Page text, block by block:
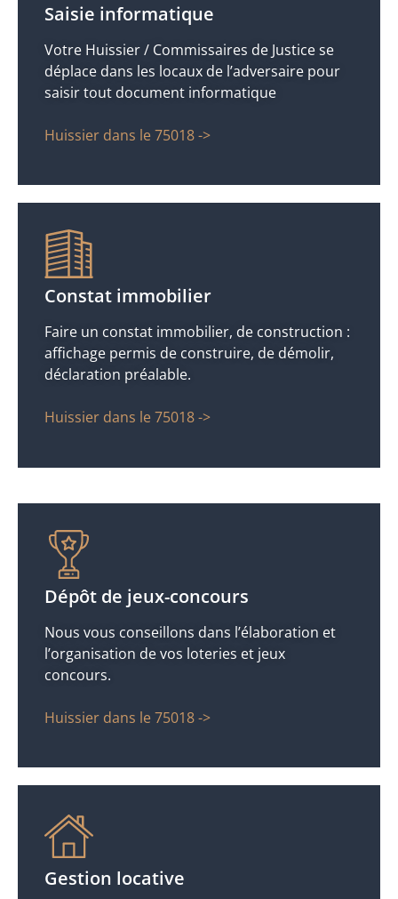
Saisie informatique
Votre Huissier / Commissaires de Justice se
déplace dans les locaux de l’adversaire pour
saisir tout document informatique
Huissier dans le 75018 ->
Constat immobilier
Faire un constat immobilier, de construction :
affichage permis de construire, de démolir,
déclaration préalable.
Huissier dans le 75018 ->
Dépôt de jeux-concours
Nous vous conseillons dans l’élaboration et
l’organisation de vos loteries et jeux
concours.
Huissier dans le 75018 ->
Gestion locative